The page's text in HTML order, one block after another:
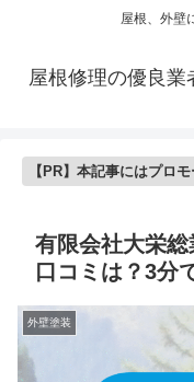
屋根、外壁
屋根修理の優良業
【PR】本記事にはプロ
有限会社大栄総
口コミは？3分
外壁塗装